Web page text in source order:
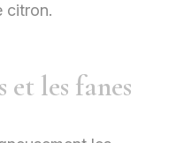
citron.
les fanes